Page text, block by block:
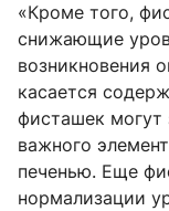
«Кроме того,
снижающие
возникновения
касается
фисташек
важного
печенью. Еще
нормализации